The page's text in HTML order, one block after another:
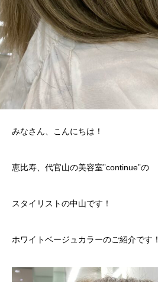
みなさん、こんにちは！
恵比寿、代官山の美容室”continue”の
スタイリストの中山です！
ホワイトベージュカラーのご紹介です！